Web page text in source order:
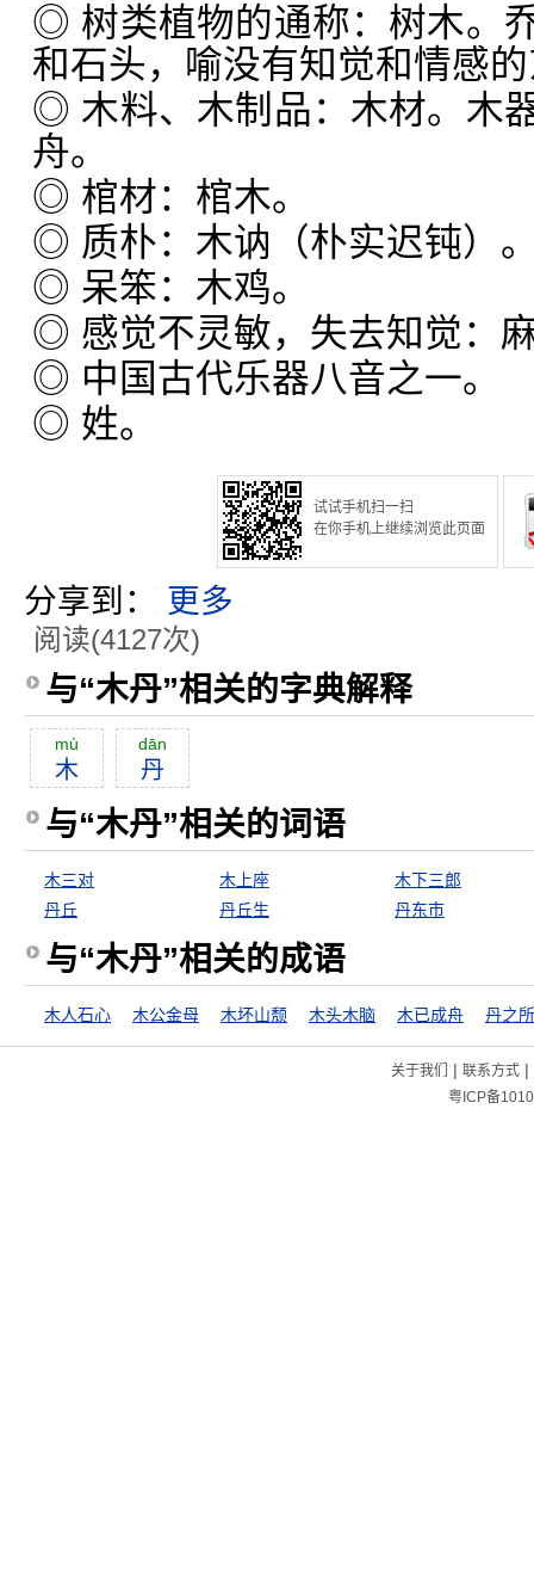
◎ 树类植物的通称：树木。
和石头，喻没有知觉和情感
◎ 木料、木制品：木材。木
舟。
◎ 棺材：棺木。
◎ 质朴：木讷（朴实迟钝）
◎ 呆笨：木鸡。
◎ 感觉不灵敏，失去知觉：
◎ 中国古代乐器八音之一。
◎ 姓。
试试手机扫一扫
在你手机上继续浏览此页面
分享到： 更多
阅读(4127次)
与“木丹”相关的字典解释
mù
木
dān
丹
与“木丹”相关的词语
木三对 木上座
木下三郎
丹丘
丹丘生 丹东市
与“木丹”相关的成语
木人石心 木公金母 木坏山颓 木头木脑 木已成舟
关于我们 | 联系方式|
粤ICP备